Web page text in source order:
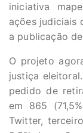
iniciativa
ações judiciais
a publicação
O projeto
justiça
pedido de
em 865
Twitter,